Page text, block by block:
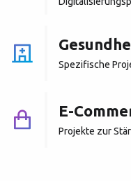
Spezifische
E-
Projekte zur